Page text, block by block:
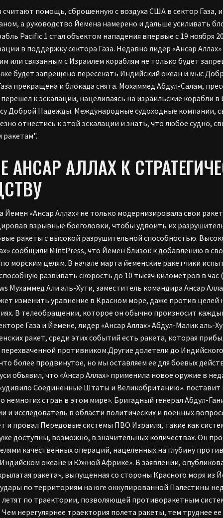
помощь, сброшенную с воздуха США в сектор Газа, и
а руководство Йемена намерено и дальше усиливать
Pacific 1 стал объектом нападения впервые с 19 ноября
в поддержку сектора Газа. Недавно лидер «Ансар
или связанным с Израилем кораблям не только будет
будет запрещено пересекать Индийский океан и мыс
прекращена и блокада снята. Мохаммед Абдул-Салам,
к эскалации, нацеливаясь на израильские корабли
Доброй Надежды. Международные судоходные компании,
отнестись к этой эскалации и знать, что любое судно,
ракетам".
АНСАР АЛЛАХ К
«Ансар Аллах» не только модернизировала свои
взрывные боеголовки, чтобы удвоить их
ракеты с высокой разрушительной способностью.
сообщили MintPress, что Йемен близок к добавлению в
морским целям. В начале марта йеменские ракетчики
развивать скорость до 10 тысяч километров в час
Мухаммед Али аль-Хути, заместитель командира Ансар
изменить уравнение в Красном море, даже против целей
В телеобращении, которое он обычно произносит
Газа и Йемене, лидер «Ансар Аллах» Абдул-Малик аль-
ракет, среди этих событий есть ракета, которая
противником.Другие долетели до
более продвинутое, но мы оставляем ее для боевых
объявил, что «Ансар Аллах» применила новое оружие в
Соединенные Штаты и Великобританию». поставит
немногих стран в этом мире». Бригадный генерал Абдул-
и исследователь в области политических и военных
и провал Передовые системы ПВО Израиля, такие как
доступны, возможно, в значительных количествах. Он
качественных операций, нацеленных на глубину
океане и Южной Африке». В заявлении,
ракета», выпущенная со стороны Красного моря из
по территориям на юге оккупированной Палестины
летят по траектории, позволяющей противоракетным
нерегулярнее траектория полета ракеты, тем труднее